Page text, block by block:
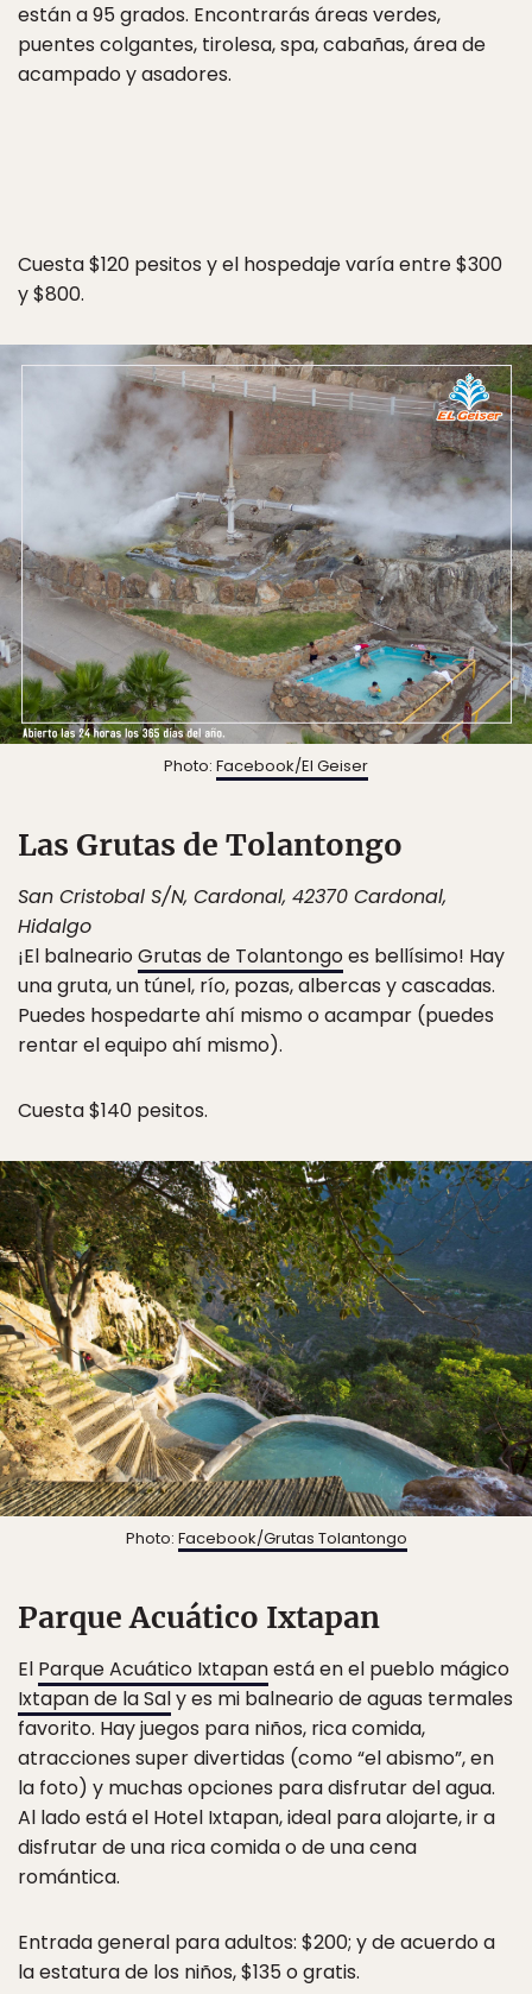
están a 95 grados. Encontrarás áreas verdes,
puentes colgantes, tirolesa, spa, cabañas, área de
acampado y asadores.
Cuesta $120 pesitos y el hospedaje varía entre $300
y $800.
Photo: Facebook/El Geiser
Las Grutas de Tolantongo
San Cristobal S/N, Cardonal, 42370 Cardonal,
Hidalgo
¡El balnearioGrutas de Tolantongoes bellísimo! Hay
una gruta, un túnel, río, pozas, albercas y cascadas.
Puedes hospedarte ahí mismo o acampar (puedes
rentar el equipo ahí mismo).
Cuesta $140 pesitos.
Photo: Facebook/Grutas Tolantongo
Parque Acuático Ixtapan
El Parque Acuático Ixtapanestá en el pueblo mágico
Ixtapan de la Saly es mi balneario de aguas termales
favorito. Hay juegos para niños, rica comida,
atracciones super divertidas (como “el abismo”, en
la foto) y muchas opciones para disfrutar del agua.
Al lado está el Hotel Ixtapan, ideal para alojarte, ir a
disfrutar de una rica comida o de una cena
romántica.
Entrada general para adultos: $200; y de acuerdo a
la estatura de los niños, $135 o gratis.